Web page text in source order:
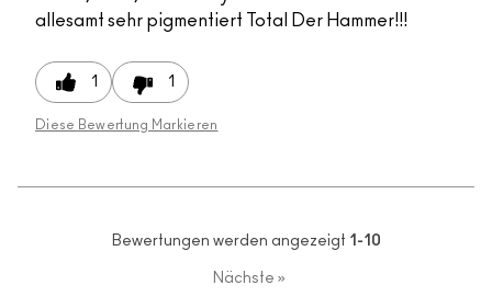
allesamt sehr pigmentiert Total Der Hammer!!!
1 1
Diese Bewertung Markieren
Bewertungen werden angezeigt 1-10
Nächste »